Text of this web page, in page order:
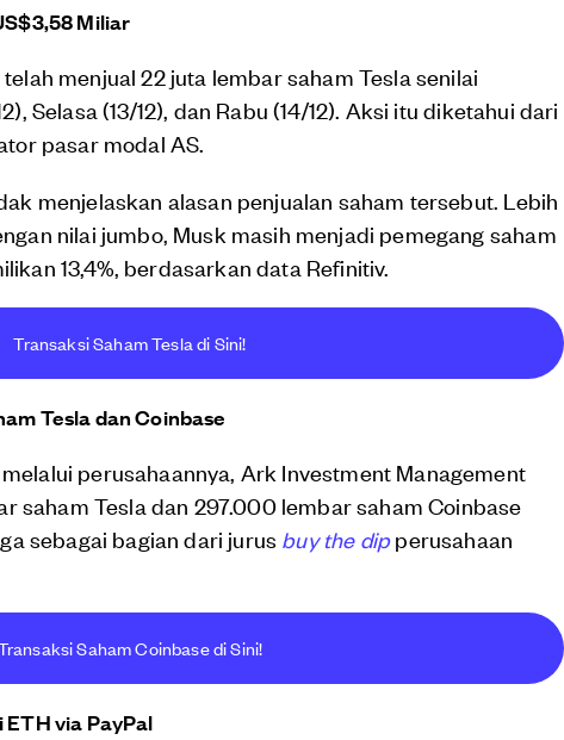
Miliar
menjual 22 juta lembar saham Tesla senilai
Selasa (13/12), dan Rabu (14/12). Aksi itu diketahui dari
pasar modal AS.
menjelaskan alasan penjualan saham tersebut. Lebih
nilai jumbo, Musk masih menjadi pemegang saham
13,4%, berdasarkan data Refinitiv.
Transaksi Saham Tesla di Sini!
Tesla dan Coinbase
perusahaannya, Ark Investment Management
saham Tesla dan 297.000 lembar saham Coinbase
sebagai bagian dari jurus buy the dipperusahaan
Saham Coinbase di Sini!
via PayPal